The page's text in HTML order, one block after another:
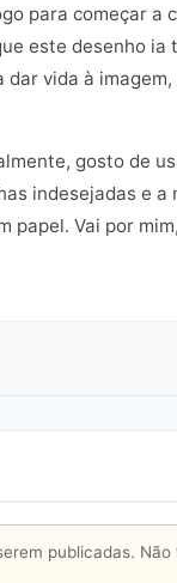
para começar a
este desenho
vida à
gosto de
indesejadas e a
papel. Vai por
publicadas.